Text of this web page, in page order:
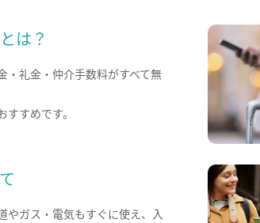
は？
・礼金・仲介手数料がすべて無
すめです。
やガス・電気もすぐに使え、入